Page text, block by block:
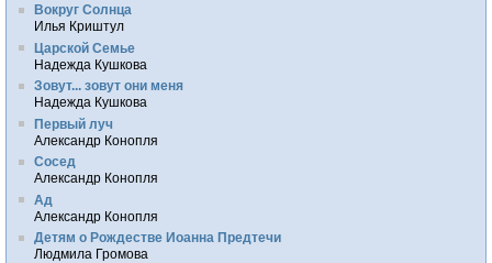
Вокруг Солнца
Илья Криштул
Царской Семье
Надежда Кушкова
Зовут... зовут они меня
Надежда Кушкова
Первый луч
Александр Конопля
Сосед
Александр Конопля
Ад
Александр Конопля
Детям о Рождестве Иоанна Предтечи
Людмила Громова